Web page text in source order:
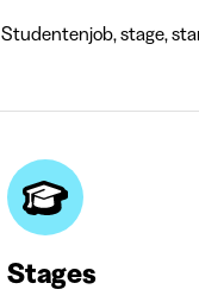
Studentenjob, stage,
Stages